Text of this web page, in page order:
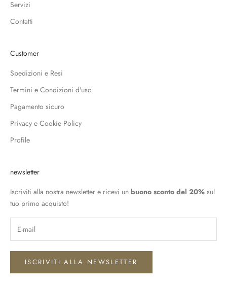
Servizi
Contatti
Customer
Spedizioni e Resi
Termini e Condizioni d'uso
Pagamento sicuro
Privacy e Cookie Policy
Profile
newsletter
Iscriviti alla nostra newsletter e ricevi un buono sconto del 20% sul
tuo primo acquisto!
ISCRIVITI ALLA NEWSLETTER